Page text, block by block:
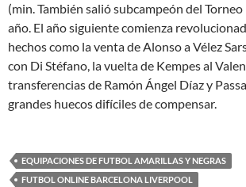
(min. También salió subcampeón del
año. El año siguiente comienza
hechos como la venta de Alonso a Vélez
con Di Stéfano, la vuelta de Kempes al
transferencias de Ramón Ángel Díaz y
grandes huecos difíciles de compensar.
EQUIPACIONES DE FUTBOL AMARILLAS Y NEGRAS
FUTBOL ONLINE BARCELONA LIVERPOOL